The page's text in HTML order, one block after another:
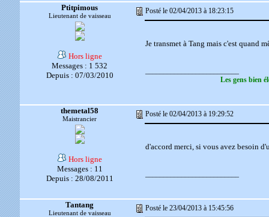
Ptitpimous
Lieutenant de vaisseau
Posté le 02/04/2013 à 18:23:15
Hors ligne
Messages : 1 532
Depuis : 07/03/2010
Je transmet à Tang mais c'est quand
Les gens bien
themetal58
Maistrancier
Posté le 02/04/2013 à 19:29:52
Hors ligne
Messages : 11
Depuis : 28/08/2011
d'accord merci, si vous avez besoin
Tantang
Lieutenant de vaisseau
Posté le 23/04/2013 à 15:45:56